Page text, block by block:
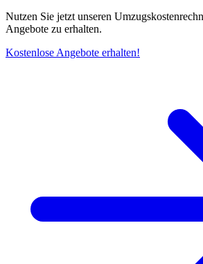
Nutzen Sie jetzt unseren
Angebote zu erhalten.
Kostenlose Angebote erhalten!